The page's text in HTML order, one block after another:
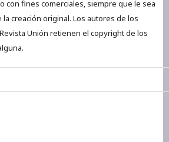
con fines comerciales, siempre que le sea
creación original. Los autores de los
Unión retienen el copyright de los